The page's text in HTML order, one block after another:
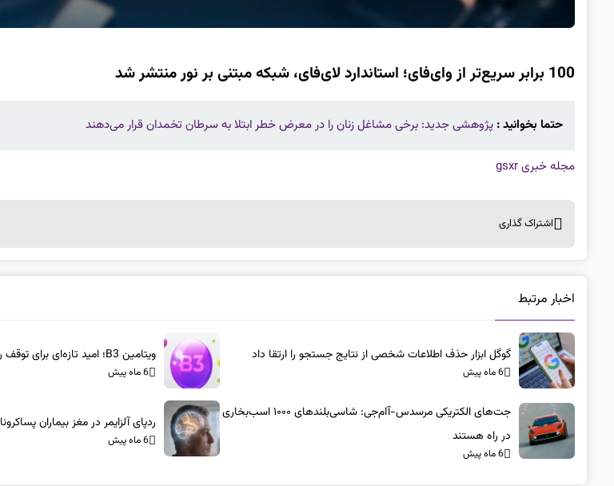
100 برابر سریع‌تر از وای‌فای؛ استاندارد لای‌فای، شبکه مبتنی بر نور منتشر شد
حتما بخوانید : پژوهشی جدید: برخی مشاغل زنان را در معرض خطر ابتلا به سرطان تخمدان قرار می‌دهند
مجله خبری gsxr
اشتراک گذاری
اخبار مرتبط
گوگل ابزار حذف اطلاعات شخصی از نتایج جستجو را ارتقا داد
6 ماه پیش
ویتامین B3؛ امید تازه‌ای برای توقف رشد تومورهای مغزی خطرناک
6 ماه پیش
جت‌های الکتریکی مرسدس-آام‌جی: شاسی‌بلندهای ۱۰۰۰ اسب‌بخاری
در راه هستند
6 ماه پیش
ردپای آلزایمر در مغز بیماران پساکرونا
6 ماه پیش